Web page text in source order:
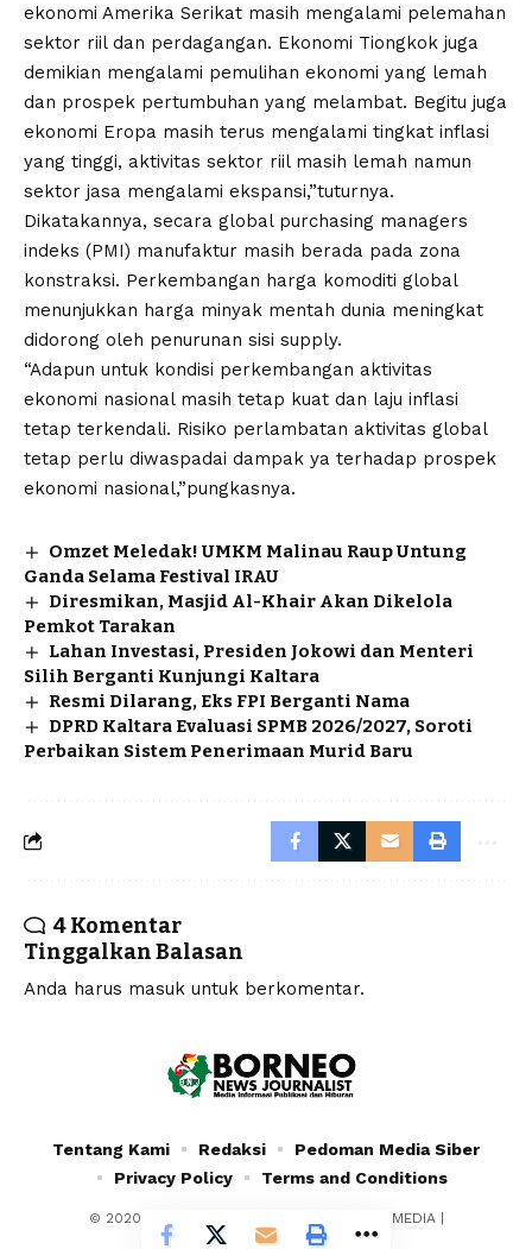
ekonomi Amerika Serikat masih mengalami pelemahan
sektor riil dan perdagangan. Ekonomi Tiongkok juga
demikian mengalami pemulihan ekonomi yang lemah
dan prospek pertumbuhan yang melambat. Begitu juga
ekonomi Eropa masih terus mengalami tingkat inflasi
yang tinggi, aktivitas sektor riil masih lemah namun
sektor jasa mengalami ekspansi,”tuturnya.
Dikatakannya, secara global purchasing managers
indeks (PMI) manufaktur masih berada pada zona
konstraksi. Perkembangan harga komoditi global
menunjukkan harga minyak mentah dunia meningkat
didorong oleh penurunan sisi supply.
“Adapun untuk kondisi perkembangan aktivitas
ekonomi nasional masih tetap kuat dan laju inflasi
tetap terkendali. Risiko perlambatan aktivitas global
tetap perlu diwaspadai dampak ya terhadap prospek
ekonomi nasional,”pungkasnya.
Omzet Meledak! UMKM Malinau Raup Untung
Ganda Selama Festival IRAU
Diresmikan, Masjid Al-Khair Akan Dikelola
Pemkot Tarakan
Lahan Investasi, Presiden Jokowi dan Menteri
Silih Berganti Kunjungi Kaltara
Resmi Dilarang, Eks FPI Berganti Nama
DPRD Kaltara Evaluasi SPMB 2026/2027, Soroti
Perbaikan Sistem Penerimaan Murid Baru
4 Komentar
Tinggalkan Balasan
Anda harus masuk untuk berkomentar.
© 2020 - 2024 - PT. YAFRAN BORNEO MULTIMEDIA |
Borneonewsjournalist.co.id
Tentang Kami Redaksi
Pedoman Media Siber
Privacy Policy
Terms and Conditions